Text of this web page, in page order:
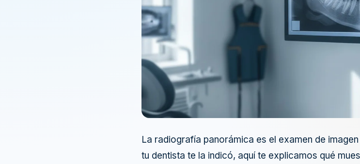
La radiografía panorámica es el examen de
tu dentista te la indicó, aquí te explicamos qué